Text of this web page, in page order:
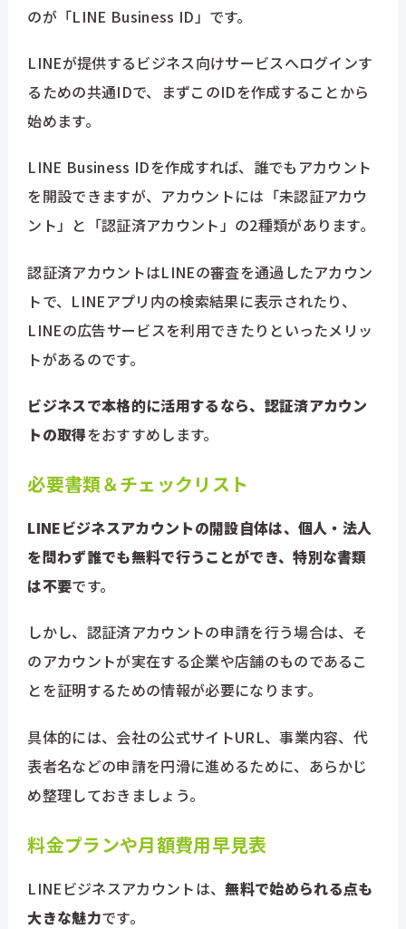
のが「LINE Business ID」です。
LINEが提供するビジネス向けサービスへログインす
るための共通IDで、まずこのIDを作成することから
始めます。
LINE Business IDを作成すれば、誰でもアカウント
を開設できますが、アカウントには「未認証アカウ
ント」と「認証済アカウント」の2種類があります。
認証済アカウントはLINEの審査を通過したアカウン
トで、LINEアプリ内の検索結果に表示されたり、
LINEの広告サービスを利用できたりといったメリッ
トがあるのです。
ビジネスで本格的に活用するなら、認証済アカウン
トの取得をおすすめします。
必要書類＆チェックリスト
LINEビジネスアカウントの開設自体は、個人・法人
を問わず誰でも無料で行うことができ、特別な書類
は不要です。
しかし、認証済アカウントの申請を行う場合は、そ
のアカウントが実在する企業や店舗のものであるこ
とを証明するための情報が必要になります。
具体的には、会社の公式サイトURL、事業内容、代
表者名などの申請を円滑に進めるために、あらかじ
め整理しておきましょう。
料金プランや月額費用早見表
LINEビジネスアカウントは、無料で始められる点も
大きな魅力です。